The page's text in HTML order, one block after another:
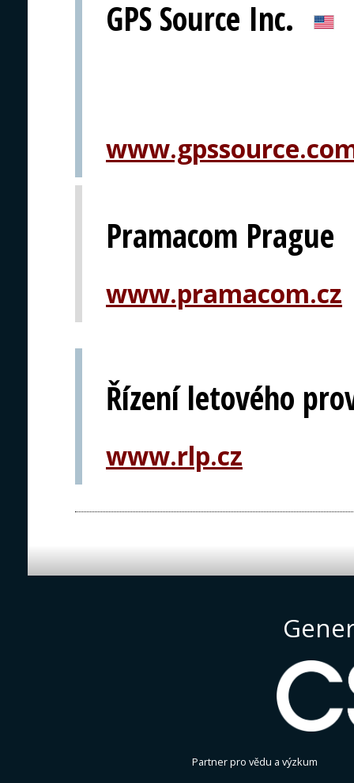
GPS Source Inc.
Pramacom Prague
www.pramacom.cz
Řízení letového
www.rlp.cz
Partner pro vědu a výzkum